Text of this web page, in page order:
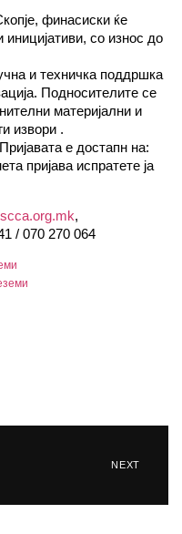
финасиски ќе
со износ до
и техничка поддршка
Подносителите се
материјални и
извори .
е достапн на:
пријава испратете ја
,
/ 070 270 064
NEXT